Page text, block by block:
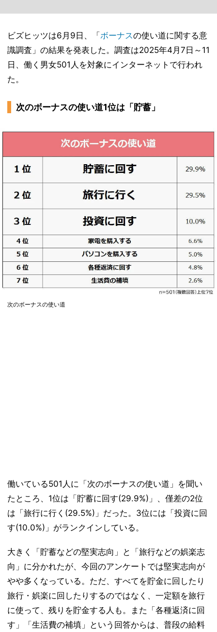
ビズヒッツは6月9日、「 ボーナスの使い道に関する意
識調査」の結果を発表した。調査は2025年4月7日～11
日、働く男女501人を対象にインターネットで行われ
た。
次のボーナスの使い道1位は「貯蓄」
次のボーナスの使い道
働いている501人に「次のボーナスの使い道」を聞い
たところ、1位は「貯蓄に回す(29.9%)」、僅差の2位
は「旅行に行く(29.5%)」だった。3位には「投資に回
す(10.0%)」がランクインしている。
大きく「貯蓄などの堅実志向」と「旅行などの娯楽志
向」に分かれたが、今回のアンケートでは堅実志向が
やや多くなっている。ただ、すべてを貯金に回したり
旅行・娯楽に回したりするのではなく、一定額を旅行
に使って、残りを貯金する人も。また「各種返済に回
す」「生活費の補填」という回答からは、普段の給料